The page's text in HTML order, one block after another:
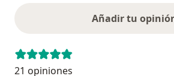
Añadir tu
21 opiniones